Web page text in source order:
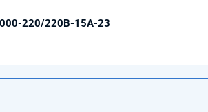
220/220В-15А-23